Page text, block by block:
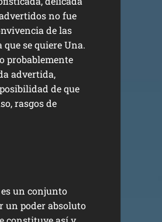
no fue
de las
se quiere Una.
probablemente
advertida,
de que
rasgos de
es un conjunto
un poder absoluto